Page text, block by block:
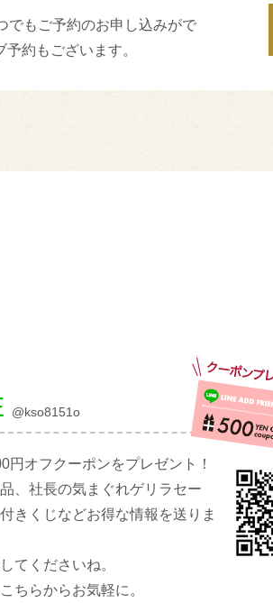
でもご予約のお申し込みがで
予約もございます。
@kso8151o
円オフクーポンをプレゼント！
、社長の気まぐれゲリラセー
きくじなどお得な情報を送りま
てくださいね。
ちらからお気軽に。